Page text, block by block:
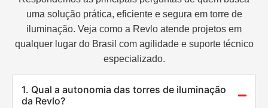
uma solução prática, eficiente e segura em torre de
iluminação. Veja como a Revlo atende projetos em
qualquer lugar do Brasil com agilidade e suporte técnico
especializado.
1. Qual a autonomia das torres de iluminação
da Revlo?